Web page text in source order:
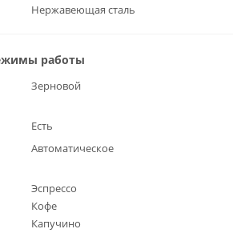
Нержавеющая сталь
работы
Зерновой
Есть
Автоматическое
Эспрессо
Кофе
Капучино